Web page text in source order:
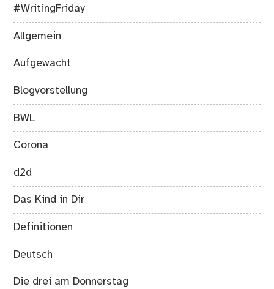
#WritingFriday
Allgemein
Aufgewacht
Blogvorstellung
BWL
Corona
d2d
Das Kind in Dir
Definitionen
Deutsch
Die drei am Donnerstag